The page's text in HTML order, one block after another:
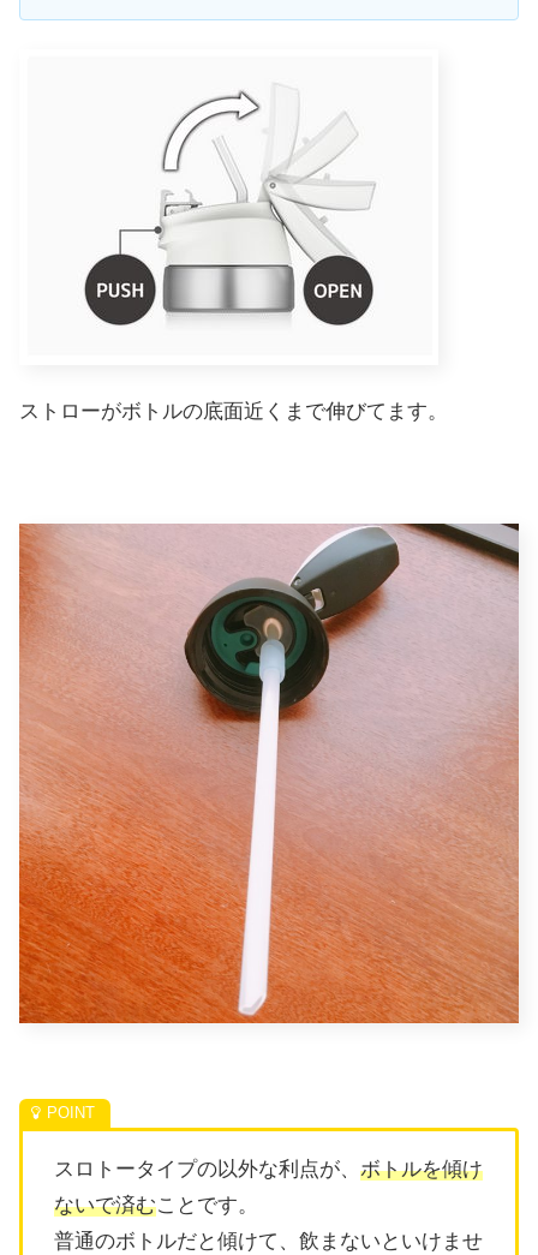
ストローがボトルの底面近くまで伸びてます。
スロトータイプの以外な利点が、 ボトルを傾け
ないで済むことです。
普通のボトルだと傾けて、飲まないといけませ